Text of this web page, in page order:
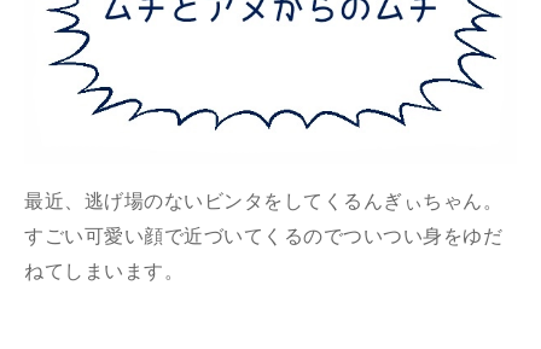
最近、逃げ場のないビンタをしてくるんぎぃちゃん。
すごい可愛い顔で近づいてくるのでついつい身をゆだ
ねてしまいます。